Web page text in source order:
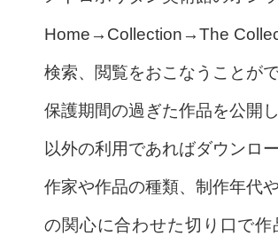
Home→Collection→The
検索、閲覧をおこなうことが
保護期間の過ぎた作品を公開
以外の利用であればダウンロ
作家や作品の種類、制作年代
の関心に合わせた切り口で